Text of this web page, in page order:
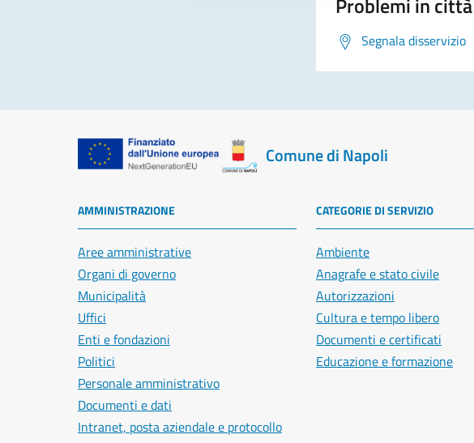
Segnala disservizio
Comune di Napoli
AMMINISTRAZIONE
Aree amministrative
Organi di governo
Municipalità
Uffici
Enti e fondazioni
Politici
Personale amministrativo
Documenti e dati
Intranet, posta aziendale e protocollo
CATEGORIE DI SERVIZIO
Ambiente
Anagrafe e stato civile
Autorizzazioni
Cultura e tempo libero
Documenti e certificati
Educazione e formazione